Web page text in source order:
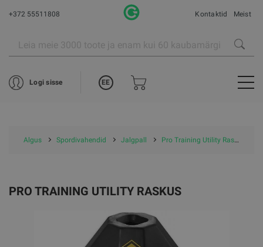
+372 55511808 Kontaktid Meist
Logi sisse EE
Algus Spordivahendid Jalgpall Pro Training Utility Raskus
PRO TRAINING UTILITY RASKUS